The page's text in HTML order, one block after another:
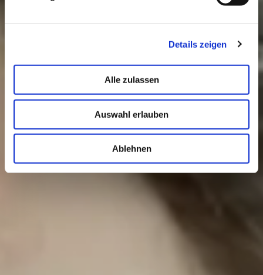
Details zeigen
Alle zulassen
Auswahl erlauben
Ablehnen